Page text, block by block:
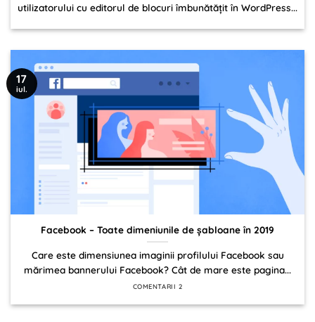
utilizatorului cu editorul de blocuri îmbunătățit în WordPress...
Facebook – Toate dimeniunile de șabloane în 2019
Care este dimensiunea imaginii profilului Facebook sau
mărimea bannerului Facebook? Cât de mare este pagina...
COMENTARII 2
17
iul.